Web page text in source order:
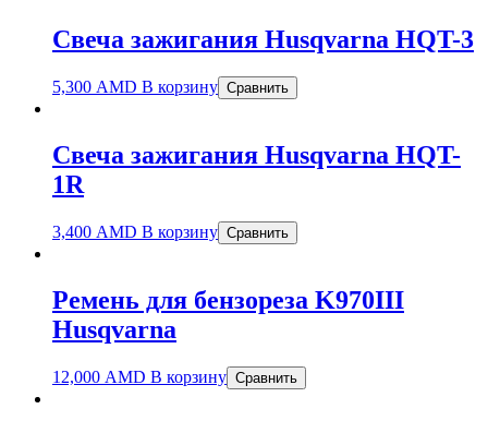
Свеча зажигания Husqvarna HQT-3
5,300 AMD В корзину Сравнить
Свеча зажигания Husqvarna HQT-
1R
3,400 AMD В корзину Сравнить
Ремень для бензореза K970III
Husqvarna
12,000 AMD В корзину Сравнить